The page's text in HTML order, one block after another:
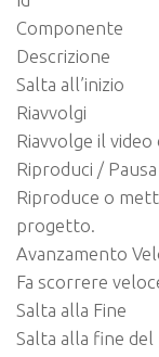
Componente
Descrizione
Salta all’inizio
Riavvolgi
Riavvolge il
Riproduci / Pausa
Riproduce o
progetto.
Avanzamento
Fa scorrere
Salta alla Fine
Salta alla fine